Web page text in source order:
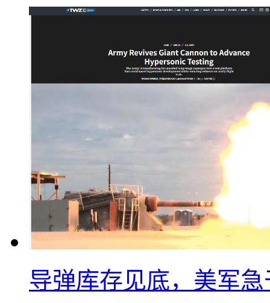
导弹库存见底，美军